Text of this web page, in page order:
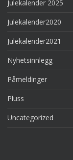
Julekalender 2025
Julekalender2020
Julekalender2021
Nyhetsinnlegg
Påmeldinger
Pluss
Uncategorized